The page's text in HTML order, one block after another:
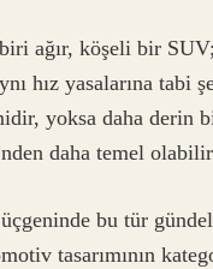
ağır, köşeli bir
hız yasalarına tabi
yoksa daha derin
daha temel
bu tür
tasarımının